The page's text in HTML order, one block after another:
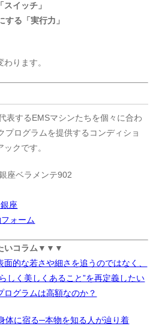
イッチ」
する「実行力」
ります。
表するEMSマシンたちを個々に合わ
プログラムを提供するコンディショ
クです。
座ベラメンテ902
座
ォーム
いコラム▼▼▼
的な若さや細さを追うのではなく、
しく美しくあること”を再定義したい
グラムは高額なのか？
体に宿る─本物を知る人が辿り着